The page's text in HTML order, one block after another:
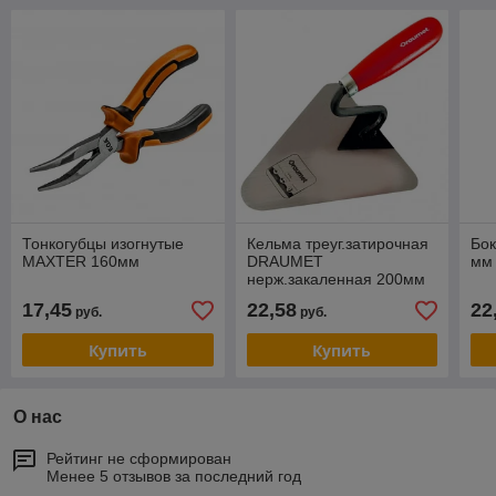
Тонкогубцы изогнутые
MAXTER 160мм
17,45 руб.
Купить
Кельма треуг.затирочная
DRAUMET
нерж.закаленная 200мм
22,58руб.
Купить
мм
О нас
Рейтинг не сформирован
Менее 5 отзывов за последний год